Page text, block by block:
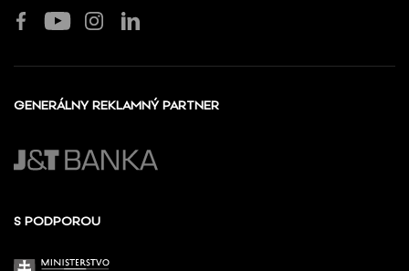
GENERÁLNY REKLAMNÝ PARTNER
S PODPOROU